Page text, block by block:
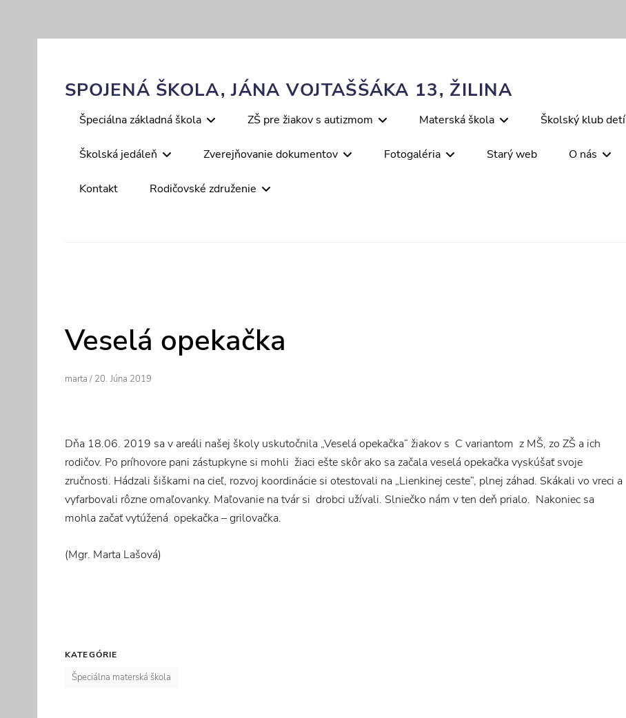
contentSPOJENÁ ŠKOLA, JÁNA VOJTAŠŠÁKA 13, ŽILINA
Primary
Špeciálna základná škola ZŠ pre žiakov s autizmom Materská škola Školský klub detí
Školská jedáleň Zverejňovanie dokumentov Fotogaléria Starý web O nás
Kontakt Rodičovské združenie
Veselá opekačka
Author
Marta / Posted
20. Júna 2019
Dňa 18.06. 2019 sa v areáli našej školy uskutočnila „Veselá opekačka“ žiakov s C variantom z MŠ, zo ZŠ a ich
rodičov. Po príhovore pani zástupkyne si mohli žiaci ešte skôr ako sa začala veselá opekačka vyskúšať svoje
zručnosti. Hádzali šiškami na cieľ, rozvoj koordinácie si otestovali na „Lienkinej ceste“, plnej záhad. Skákali vo vreci a
vyfarbovali rôzne omaľovanky. Maľovanie na tvár si drobci užívali. Slniečko nám v ten deň prialo. Nakoniec sa
mohla začať vytúžená opekačka – grilovačka.
(Mgr. Marta Lašová)
KATEGÓRIE
Špeciálna materská škola